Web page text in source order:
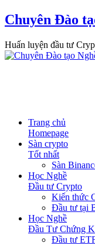
Chuyên Đào
Huấn luyện đầu tư
Trang chủ
Homepage
Sàn crypto
Tốt nhất
Sàn
Học Nghề
Đầu tư Crypto
Kiến thức
Đầu tư tại
Học Nghề
Đầu Tư Chứng
Đầu tư